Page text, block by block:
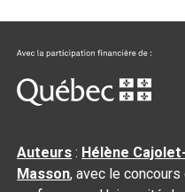
Auteurs : Hélène
Masson, avec le concours